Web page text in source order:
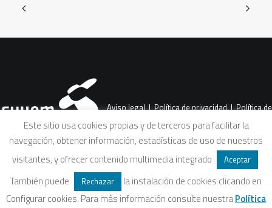
Aviso legal|Política de privacidad|Política de
Este sitio usa cookies propias y de terceros para facilitar la
navegación, obtener información, estadísticas de uso de nuestros
visitantes, y ofrecer contenido multimedia integrado
Aceptar
.
También puede
Rechazar
la instalación de cookies clicando en
Configurar cookies. Para más información consulte nuestraPolítica